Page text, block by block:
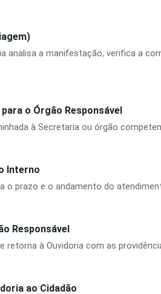
analisa a manifestação, verifica a
o Órgão Responsável
à Secretaria ou órgão
Interno
o prazo e o andamento do
Responsável
retorna à Ouvidoria com as
ao Cidadão